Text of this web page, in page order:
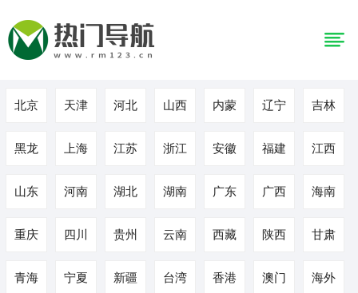
北京 天津 河北 山西 内蒙 辽宁 吉林
黑龙 上海 江苏 浙江 安徽 福建 江西
山东 河南 湖北 湖南 广东 广西 海南
重庆 四川 贵州 云南 西藏 陕西 甘肃
青海 宁夏 新疆 台湾 香港 澳门 海外